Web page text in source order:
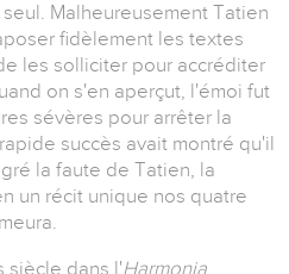
Malheureusement Tatien
fidèlement les textes
les solliciter pour accréditer
on s'en aperçut, l'émoi fut
sévères pour arrêter la
succès avait montré qu'il
la faute de Tatien, la
un récit unique nos quatre
siècle dans l'Harmonia